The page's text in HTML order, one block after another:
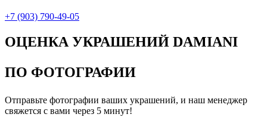
+7 (903) 790-49-05
ОЦЕНКА УКРАШЕНИЙ DAMIANI
ПО ФОТОГРАФИИ
Отправьте фотографии ваших украшений, и наш менеджер
свяжется с вами через 5 минут!